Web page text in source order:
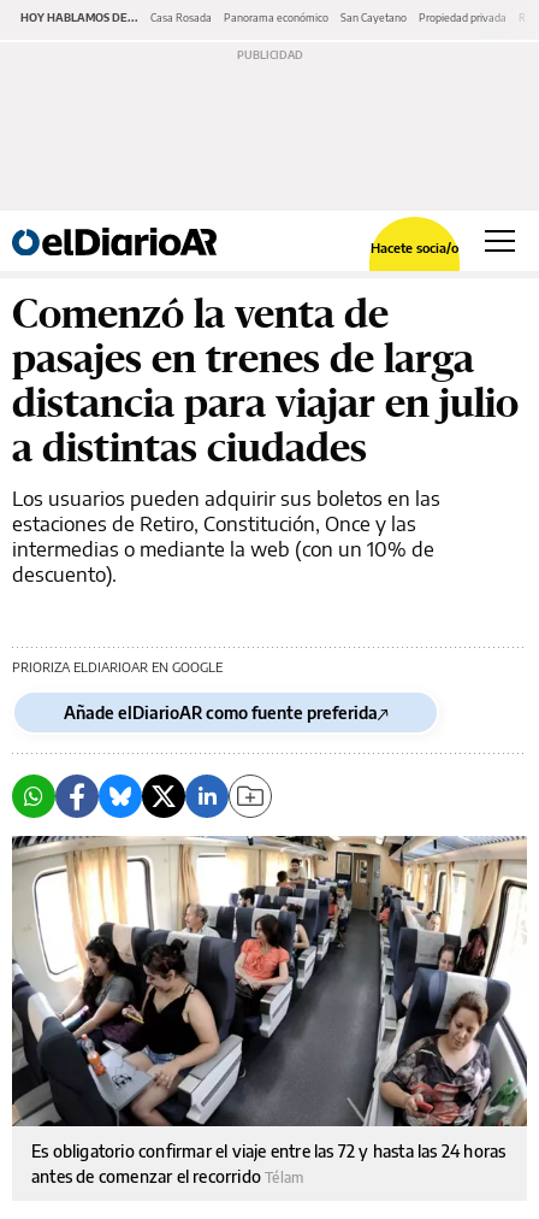
HOY HABLAMOS DE... Casa Rosada Panorama económico San Cayetano Propiedad privada
Hacete socia/o
Comenzó la venta de
pasajes en trenes de larga
distancia para viajar en julio
a distintas ciudades
Los usuarios pueden adquirir sus boletos en las
estaciones de Retiro, Constitución, Once y las
intermedias o mediante la web (con un 10% de
descuento).
PRIORIZA ELDIARIOAR EN GOOGLE
Añade elDiarioAR como fuente preferida
Es obligatorio confirmar el viaje entre las 72 y hasta las 24 horas
antes de comenzar el recorridoTélam